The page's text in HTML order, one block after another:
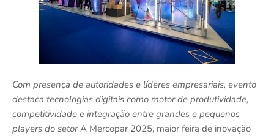
Com presença de autoridades e líderes empresariais, evento
destaca tecnologias digitais como motor de produtividade,
competitividade e integração entre grandes e pequenos
players do setorA Mercopar 2025, maior feira de inovação